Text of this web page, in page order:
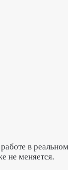
в
не меняется.